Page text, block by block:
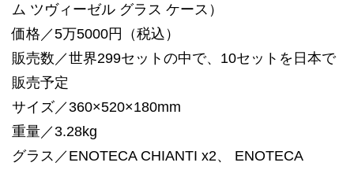
ム ツヴィーゼル グラス ケース）
価格／5万5000円（税込）
販売数／世界299セットの中で、10セットを日本で
販売予定
サイズ／360×520×180mm
重量／3.28kg
グラス／ENOTECA CHIANTI x2、 ENOTECA